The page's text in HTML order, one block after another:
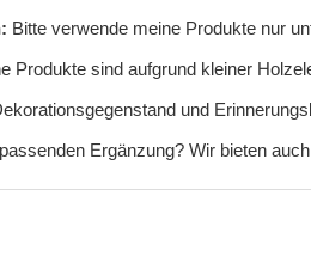
Bitte verwende meine Produkte nur
Produkte sind aufgrund kleiner
und
Ergänzung? Wir bieten